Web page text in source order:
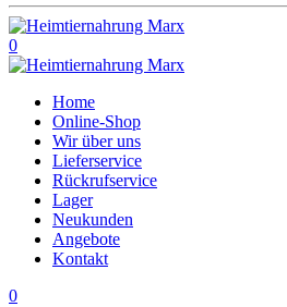
0
Home
Online-Shop
Wir über uns
Lieferservice
Rückrufservice
Lager
Neukunden
Angebote
Kontakt
0